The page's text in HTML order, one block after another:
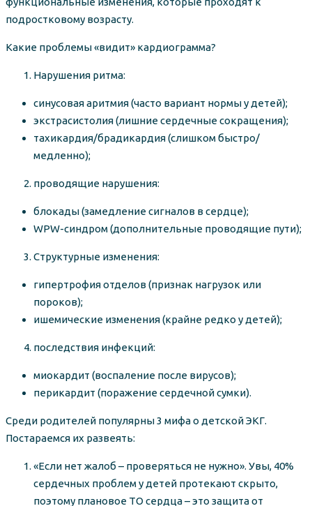
подростковому возрасту.
Какие проблемы «видит» кардиограмма?
Нарушения ритма:
синусовая аритмия (часто вариант нормы у детей);
экстрасистолия (лишние сердечные сокращения);
тахикардия/брадикардия (слишком быстро/
медленно);
проводящие нарушения:
блокады (замедление сигналов в сердце);
WPW-синдром (дополнительные проводящие пути);
Структурные изменения:
гипертрофия отделов (признак нагрузок или
пороков);
ишемические изменения (крайне редко у детей);
последствия инфекций:
миокардит (воспаление после вирусов);
перикардит (поражение сердечной сумки).
Среди родителей популярны 3 мифа о детской ЭКГ.
Постараемся их развеять:
«Если нет жалоб – проверяться не нужно». Увы, 40%
сердечных проблем у детей протекают скрыто,
поэтому плановое ТО сердца – это защита от